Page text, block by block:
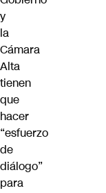
y
la
Cámara
Alta
tienen
que
hacer
“esfuerzo
de
diálogo”
para